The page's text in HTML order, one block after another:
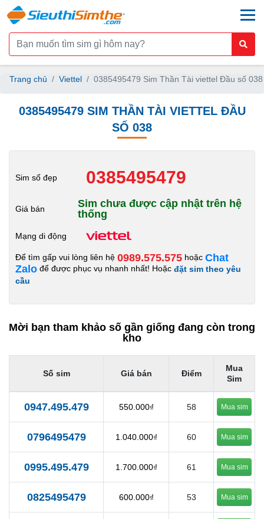
Trang chủ Viettel 0385495479 Sim Thần Tài viettel Đầu số 038
0385495479 SIM THẦN TÀI VIETTEL ĐẦU
SỐ 038
Sim số đẹp 0385495479
Giá bán
Sim chưa được cập nhật trên hệ
thống
Mạng di động
Để tìm gấp vui lòng liên hệ 0989.575.575 hoặc Chat
Zalo để được phục vụ nhanh nhất! Hoặc đặt sim theo yêu
cầu
Mời bạn tham khảo số gần giống đang còn trong
kho
Số sim Giá bán Điểm
Mua
Sim
0947.495.479 550.000₫ 58 Mua sim
0796495479 1.040.000₫ 60 Mua sim
0995.495.479 1.700.000₫ 61 Mua sim
0825495479 600.000₫ 53 Mua sim